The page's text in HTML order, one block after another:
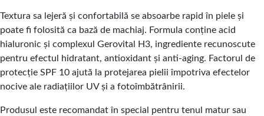
Textura sa lejeră și confortabilă se absoarbe rapid în piele și
poate fi folosită ca bază de machiaj. Formula conține acid
hialuronic și complexul Gerovital H3, ingrediente recunoscute
pentru efectul hidratant, antioxidant și anti-aging. Factorul de
protecție SPF 10 ajută la protejarea pielii împotriva efectelor
nocive ale radiațiilor UV și a fotoîmbătrânirii.
Produsul este recomandat în special pentru tenul matur sau